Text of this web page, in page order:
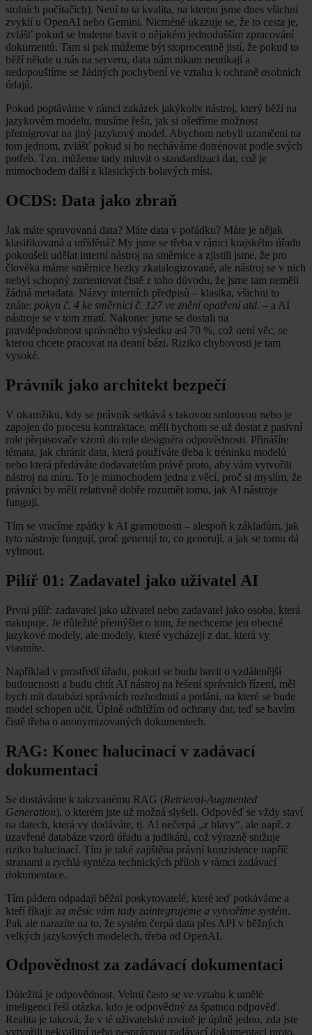
stolních počítačích). Není to ta kvalita, na kterou jsme dnes všichni
zvyklí u OpenAI nebo Gemini. Nicméně ukazuje se, že to cesta je,
zvlášť pokud se budeme bavit o nějakém jednodušším zpracování
dokumentů. Tam si pak můžeme být stoprocentně jistí, že pokud to
běží někde u nás na serveru, data nám nikam neutíkají a
nedopouštíme se žádných pochybení ve vztahu k ochraně osobních
údajů.
Pokud poptáváme v rámci zakázek jakýkoliv nástroj, který běží na
jazykovém modelu, musíme řešit, jak si ošetříme možnost
přemigrovat na jiný jazykový model. Abychom nebyli uzamčeni na
tom jednom, zvlášť pokud si ho necháváme dotrénovat podle svých
potřeb. Tzn. můžeme tady mluvit o standardizaci dat, což je
mimochodem další z klasických bolavých míst.
OCDS: Data jako zbraň
Jak máte spravovaná data? Máte data v pořádku? Máte je nějak
klasifikovaná a utříděná? My jsme se třeba v rámci krajského úřadu
pokoušeli udělat interní nástroj na směrnice a zjistili jsme, že pro
člověka máme směrnice hezky zkatalogizované, ale nástroj se v nich
nebyl schopný zorientovat čistě z toho důvodu, že jsme tam neměli
žádná metadata. Názvy interních předpisů – klasika, všichni to
znáte: pokyn č. 4 ke směrnici č. 127 ve znění opatření atd. – a AI
nástroje se v tom ztratí. Nakonec jsme se dostali na
pravděpodobnost správného výsledku asi 70 %, což není věc, se
kterou chcete pracovat na denní bázi. Riziko chybovosti je tam
vysoké.
Právník jako architekt bezpečí
V okamžiku, kdy se právník setkává s takovou smlouvou nebo je
zapojen do procesu kontraktace, měli bychom se už dostat z pasivní
role přepisovače vzorů do role designéra odpovědnosti. Přinášíte
témata, jak chránit data, která používáte třeba k tréninku modelů
nebo která předáváte dodavatelům právě proto, aby vám vytvořili
nástroj na míru. To je mimochodem jedna z věcí, proč si myslím, že
právníci by měli relativně dobře rozumět tomu, jak AI nástroje
fungují.
Tím se vracíme zpátky k AI gramotnosti – alespoň k základům, jak
tyto nástroje fungují, proč generují to, co generují, a jak se tomu dá
vyhnout.
Pilíř 01: Zadavatel jako uživatel AI
První pilíř: zadavatel jako uživatel nebo zadavatel jako osoba, která
nakupuje. Je důležité přemýšlet o tom, že nechceme jen obecné
jazykové modely, ale modely, které vycházejí z dat, která vy
vlastníte.
Například v prostředí úřadu, pokud se budu bavit o vzdálenější
budoucnosti a budu chtít AI nástroj na řešení správních řízení, měl
bych mít databázi správních rozhodnutí a podání, na které se bude
model schopen učit. Úplně odhlížím od ochrany dat, teď se bavím
čistě třeba o anonymizovaných dokumentech.
RAG: Konec halucinací v zadávací
dokumentaci
Se dostáváme k takzvanému RAG (Retrieval-Augmented
Generation), o kterém jste už možná slyšeli. Odpověď se vždy staví
na datech, která vy dodáváte, tj. AI nečerpá „z hlavy“, ale např. z
uzavřené databáze vzorů úřadu a judikátů, což výrazně snižuje
riziko halucinací. Tím je také zajištěna právní konzistence napříč
stranami a rychlá syntéza technických příloh v rámci zadávací
dokumentace.
Tím pádem odpadají běžní poskytovatelé, které teď potkáváme a
kteří říkají: za měsíc vám tady zaintegrujeme a vytvoříme systém.
Pak ale narazíte na to, že systém čerpá data přes API v běžných
velkých jazykových modelech, třeba od OpenAI.
Odpovědnost za zadávací dokumentaci
Důležitá je odpovědnost. Velmi často se ve vztahu k umělé
inteligenci řeší otázka, kdo je odpovědný za špatnou odpověď.
Realita je taková, že v té uživatelské rovině je úplně jedno, zda jste
vytvořili nekvalitní nebo nesprávnou zadávací dokumentaci proto,